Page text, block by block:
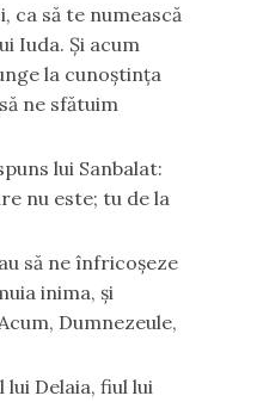
ca să te numească
Iuda. Şi acum
la cunoştinţa
ne sfătuim
lui Sanbalat:
nu este; tu de la
să ne înfricoşeze
inima, şi
Dumnezeule,
lui Delaia, fiul lui